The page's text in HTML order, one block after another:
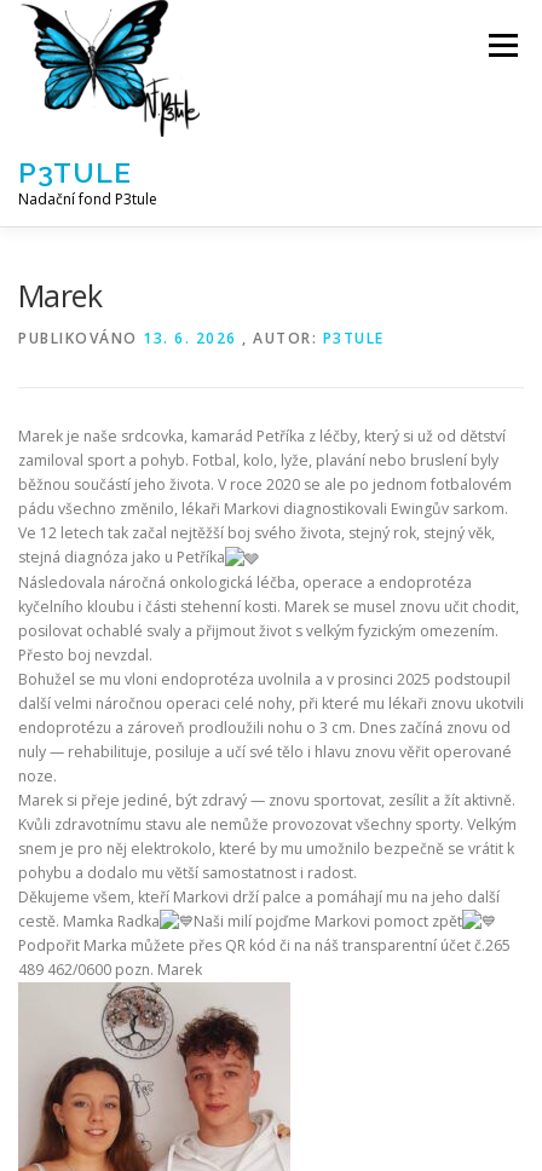
Přeskočit
obsah
P3TULE
Nadační fond P3tule
Menu
AKTUALITY BLOG
Marek
PUBLIKOVÁNO 13. 6. 2026 , AUTOR: P3TULE
Marek je naše srdcovka, kamarád Petříka z léčby, který si už od dětství
zamiloval sport a pohyb. Fotbal, kolo, lyže, plavání nebo bruslení byly
běžnou součástí jeho života. V roce 2020 se ale po jednom fotbalovém
pádu všechno změnilo, lékaři Markovi diagnostikovali Ewingův sarkom.
Ve 12 letech tak začal nejtěžší boj svého života, stejný rok, stejný věk,
stejná diagnóza jako u Petříka
Následovala náročná onkologická léčba, operace a endoprotéza
kyčelního kloubu i části stehenní kosti. Marek se musel znovu učit chodit,
posilovat ochablé svaly a přijmout život s velkým fyzickým omezením.
Přesto boj nevzdal.
Bohužel se mu vloni endoprotéza uvolnila a v prosinci 2025 podstoupil
další velmi náročnou operaci celé nohy, při které mu lékaři znovu ukotvili
endoprotézu a zároveň prodloužili nohu o 3 cm. Dnes začíná znovu od
nuly — rehabilituje, posiluje a učí své tělo i hlavu znovu věřit operované
noze.
Marek si přeje jediné, být zdravý — znovu sportovat, zesílit a žít aktivně.
Kvůli zdravotnímu stavu ale nemůže provozovat všechny sporty. Velkým
snem je pro něj elektrokolo, které by mu umožnilo bezpečně se vrátit k
pohybu a dodalo mu větší samostatnost i radost.
Děkujeme všem, kteří Markovi drží palce a pomáhají mu na jeho další
cestě. Mamka Radka
Naši milí pojďme Markovi pomoct zpět
Podpořit Marka můžete přes QR kód či na náš transparentní účet č.265
489 462/0600 pozn. Marek